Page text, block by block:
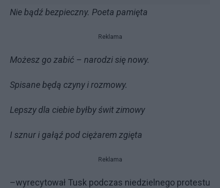
Nie bądź bezpieczny. Poeta pamięta
Reklama
Możesz go zabić – narodzi się nowy.
Spisane będą czyny i rozmowy.
Lepszy dla ciebie byłby świt zimowy
I sznur i gałąź pod ciężarem zgięta
Reklama
–wyrecytował Tusk podczas niedzielnego protestu